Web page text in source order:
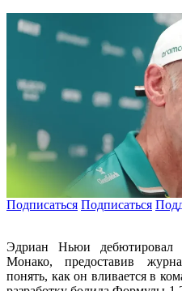
Подписаться Подписаться
Эдриан Ньюи
Монако, предоставив
понять, как он вливается в